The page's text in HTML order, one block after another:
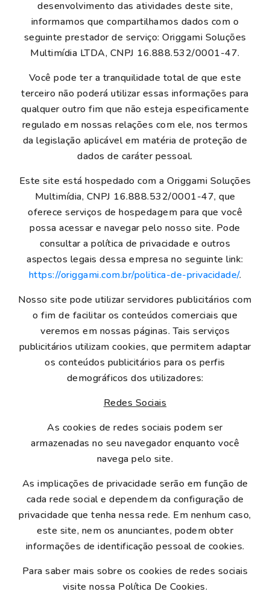
desenvolvimento das atividades deste site,
informamos que compartilhamos dados com o
seguinte prestador de serviço: Origgami Soluções
Multimídia LTDA, CNPJ 16.888.532/0001-47.
Você pode ter a tranquilidade total de que este
terceiro não poderá utilizar essas informações para
qualquer outro fim que não esteja especificamente
regulado em nossas relações com ele, nos termos
da legislação aplicável em matéria de proteção de
dados de caráter pessoal.
Este site está hospedado com a Origgami Soluções
Multimídia, CNPJ 16.888.532/0001-47, que
oferece serviços de hospedagem para que você
possa acessar e navegar pelo nosso site. Pode
consultar a política de privacidade e outros
aspectos legais dessa empresa no seguinte link:
https://origgami.com.br/politica-de-privacidade/.
Nosso site pode utilizar servidores publicitários com
o fim de facilitar os conteúdos comerciais que
veremos em nossas páginas. Tais serviços
publicitários utilizam cookies, que permitem adaptar
os conteúdos publicitários para os perfis
demográficos dos utilizadores:
Redes Sociais
As cookies de redes sociais podem ser
armazenadas no seu navegador enquanto você
navega pelo site.
As implicações de privacidade serão em função de
cada rede social e dependem da configuração de
privacidade que tenha nessa rede. Em nenhum caso,
este site, nem os anunciantes, podem obter
informações de identificação pessoal de cookies.
Para saber mais sobre os cookies de redes sociais
visite nossa Política De Cookies.